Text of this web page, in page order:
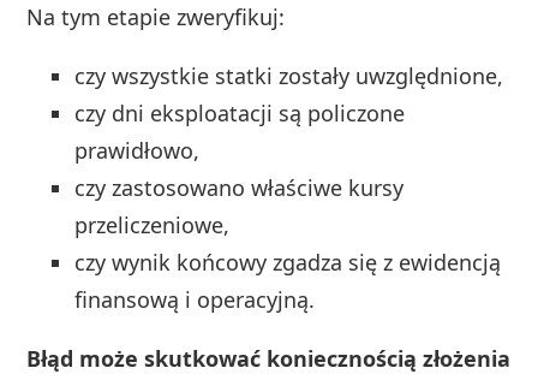
Na tym etapie zweryfikuj:
czy wszystkie statki zostały uwzględnione,
czy dni eksploatacji są policzone
prawidłowo,
czy zastosowano właściwe kursy
przeliczeniowe,
czy wynik końcowy zgadza się z ewidencją
finansową i operacyjną.
Błąd może skutkować koniecznością złożenia